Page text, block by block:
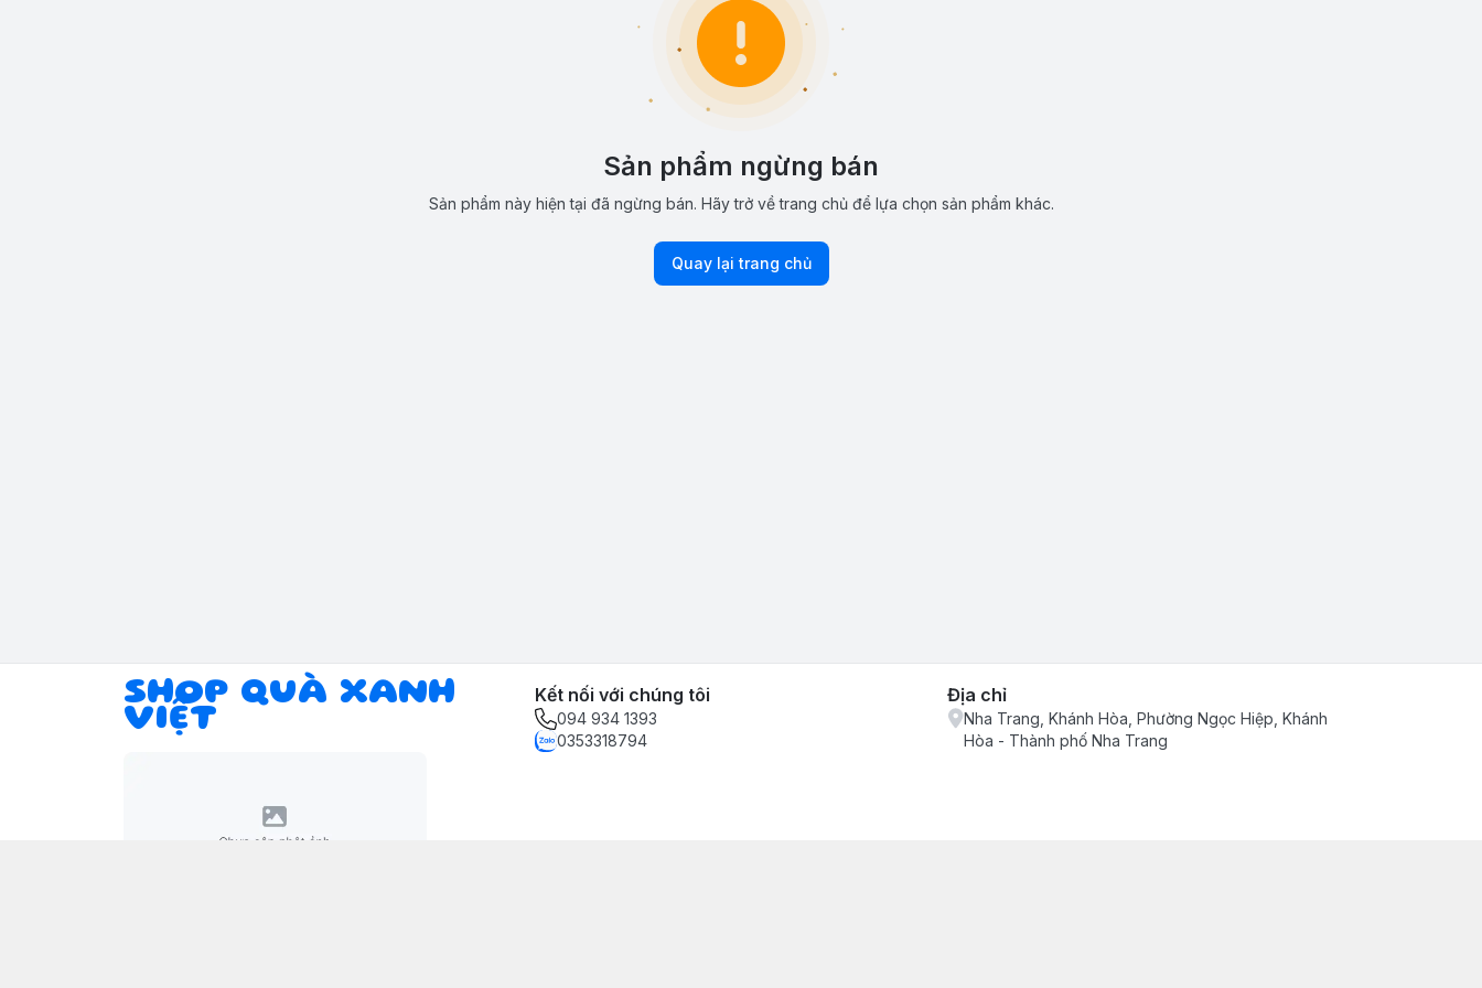
Sản phẩm ngừng bán
Sản phẩm này hiện tại đã ngừng bán. Hãy trở về trang chủ để lựa chọn sản phẩm khác.
Quay lại trang chủ
SHOP QUÀ XANH
VIỆT
Kết nối với chúng tôi
094 934 1393
0353318794
Địa chỉ
Nha Trang, Khánh Hòa, Phường Ngọc Hiệp, Khánh
Hòa - Thành phố Nha Trang